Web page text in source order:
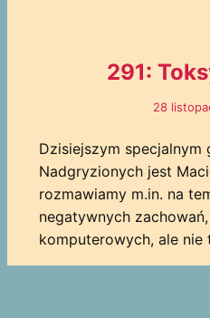
291:
28
Dzisiejszym specjalnym
Nadgryzionych jest
rozmawiamy m.in. na
negatywnych
komputerowych, ale nie